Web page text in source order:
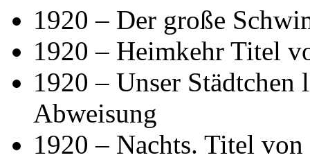
1920 – Der große
1920 – Heimkehr Titel
1920 – Unser
Abweisung
1920 – Nachts. Titel